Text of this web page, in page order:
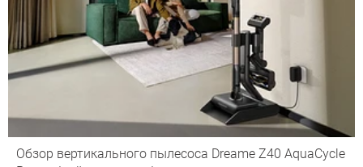
Обзор вертикального пылесоса Dreame Z40 AquaCycle